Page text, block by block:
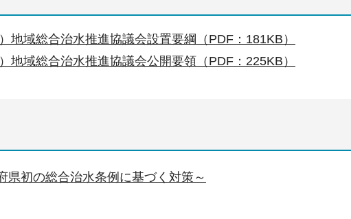
地域総合治水推進協議会設置要綱（PDF：181KB）
地域総合治水推進協議会公開要領（PDF：225KB）
県初の総合治水条例に基づく対策～